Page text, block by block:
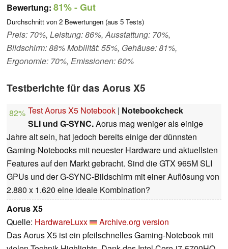
Bewertung: 81%- Gut
Durchschnitt von 2 Bewertungen (aus 5 Tests)
Preis: 70%, Leistung: 86%, Ausstattung: 70%,
Bildschirm: 88% Mobilität: 55%, Gehäuse: 81%,
Ergonomie: 70%, Emissionen: 60%
Testberichte für das Aorus X5
82% Test Aorus X5 Notebook | Notebookcheck
SLI und G-SYNC.Aorus mag weniger als einige
Jahre alt sein, hat jedoch bereits einige der dünnsten
Gaming-Notebooks mit neuester Hardware und aktuellsten
Features auf den Markt gebracht. Sind die GTX 965M SLI
GPUs und der G-SYNC-Bildschirm mit einer Auflösung von
2.880 x 1.620 eine ideale Kombination?
Aorus X5
Quelle: HardwareLuxx
Archive.org version
Das Aorus X5 ist ein pfeilschnelles Gaming-Notebook mit